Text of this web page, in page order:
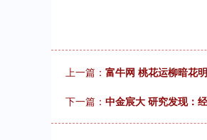
上一篇： 富牛网 桃花运柳暗花
下一篇： 中金宸大 研究发现：